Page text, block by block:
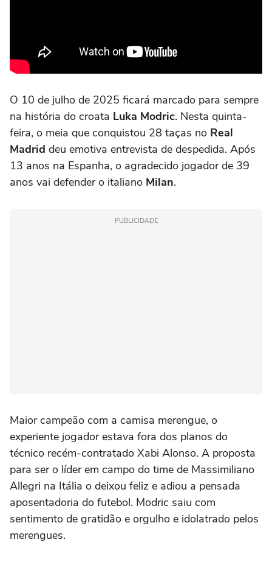
O 10 de julho de 2025 ficará marcado para sempre
na história do croata Luka Modric. Nesta quinta-
feira, o meia que conquistou 28 taças no Real
Madrid deu emotiva entrevista de despedida. Após
13 anos na Espanha, o agradecido jogador de 39
anos vai defender o italiano Milan.
PUBLICIDADE
Maior campeão com a camisa merengue, o
experiente jogador estava fora dos planos do
técnico recém-contratado Xabi Alonso. A proposta
para ser o líder em campo do time de Massimiliano
Allegri na Itália o deixou feliz e adiou a pensada
aposentadoria do futebol. Modric saiu com
sentimento de gratidão e orgulho e idolatrado pelos
merengues.